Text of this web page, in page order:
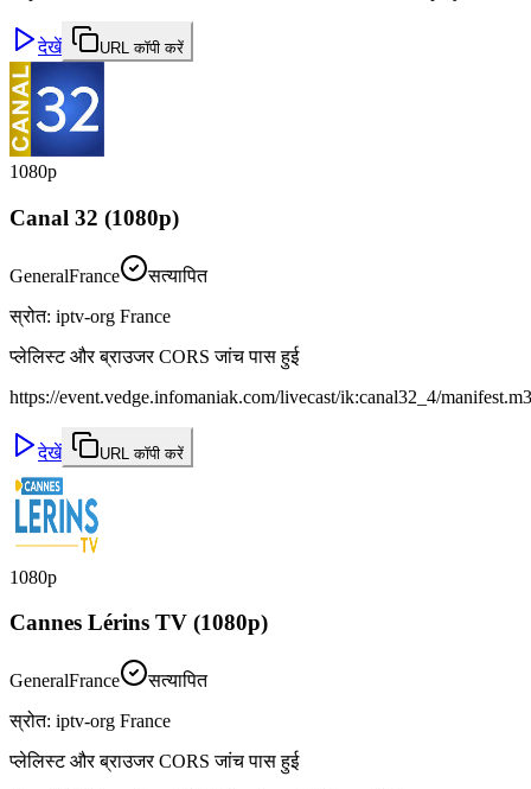
देखें URL कॉपी करें
1080p
Canal 32 (1080p)
GeneralFrance
सत्यापित
स्रोत: iptv-org France
प्लेलिस्ट और ब्राउजर CORS जांच पास हुई
https://event.vedge.infomaniak.com/livecast/ik:canal32_4/
देखें URL कॉपी करें
1080p
Cannes Lérins TV (1080p)
GeneralFrance
सत्यापित
स्रोत: iptv-org France
प्लेलिस्ट और ब्राउजर CORS जांच पास हुई